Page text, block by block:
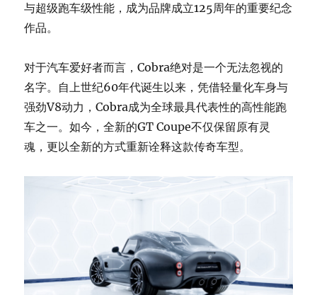
与超级跑车级性能，成为品牌成立125周年的重要纪念
作品。
对于汽车爱好者而言，Cobra绝对是一个无法忽视的
名字。自上世纪60年代诞生以来，凭借轻量化车身与
强劲V8动力，Cobra成为全球最具代表性的高性能跑
车之一。如今，全新的GT Coupe不仅保留原有灵
魂，更以全新的方式重新诠释这款传奇车型。